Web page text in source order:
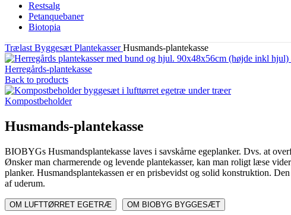
Restsalg
Petanquebaner
Biotopia
Trælast Byggesæt PlantekasserHusmands-plantekasse
Herregårds-plantekasse
Back to products
Kompostbeholder
Husmands-plantekasse
BIOBYGs Husmandsplantekasse laves i savskårne egeplanker. Dvs. at
Ønsker man charmerende og levende plantekasser, kan man roligt læse
planker. Husmandsplantekassen er en prisbevidst og solid konstruktion.
af uderum.
OM LUFTTØRRET EGETRÆ OM BIOBYG BYGGESÆT